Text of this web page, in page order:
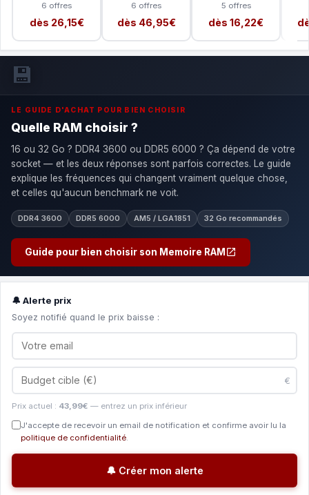
6 offres
dès 26,15€
6 offres
dès 46,95€
5 offres
dès 16,22€
💾
LE GUIDE D'ACHAT POUR BIEN CHOISIR
Quelle RAM choisir ?
16 ou 32 Go ? DDR4 3600 ou DDR5 6000 ? Ça dépend de votre
socket — et les deux réponses sont parfois correctes. Le guide
explique les fréquences qui changent vraiment quelque chose,
et celles qu'aucun benchmark ne voit.
DDR4 3600 DDR5 6000 AM5 / LGA1851 32 Go recommandés
Guide pour bien choisir son Memoire RAM
🔔 Alerte prix
Soyez notifié quand le prix baisse :
€
Prix actuel : 43,99€ — entrez un prix inférieur
J'accepte de recevoir un email de notification et confirme avoir lu la
politique de confidentialité
🔔 Créer mon alerte